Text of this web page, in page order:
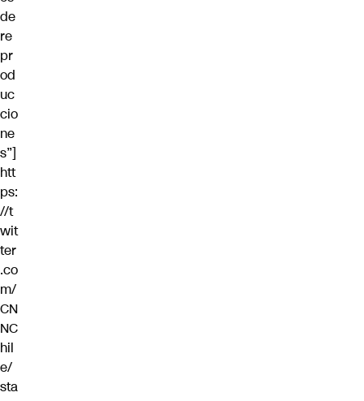
de
re
pr
od
uc
cio
ne
s”]
htt
ps:
//t
wit
ter
.co
m/
CN
NC
hil
e/
sta